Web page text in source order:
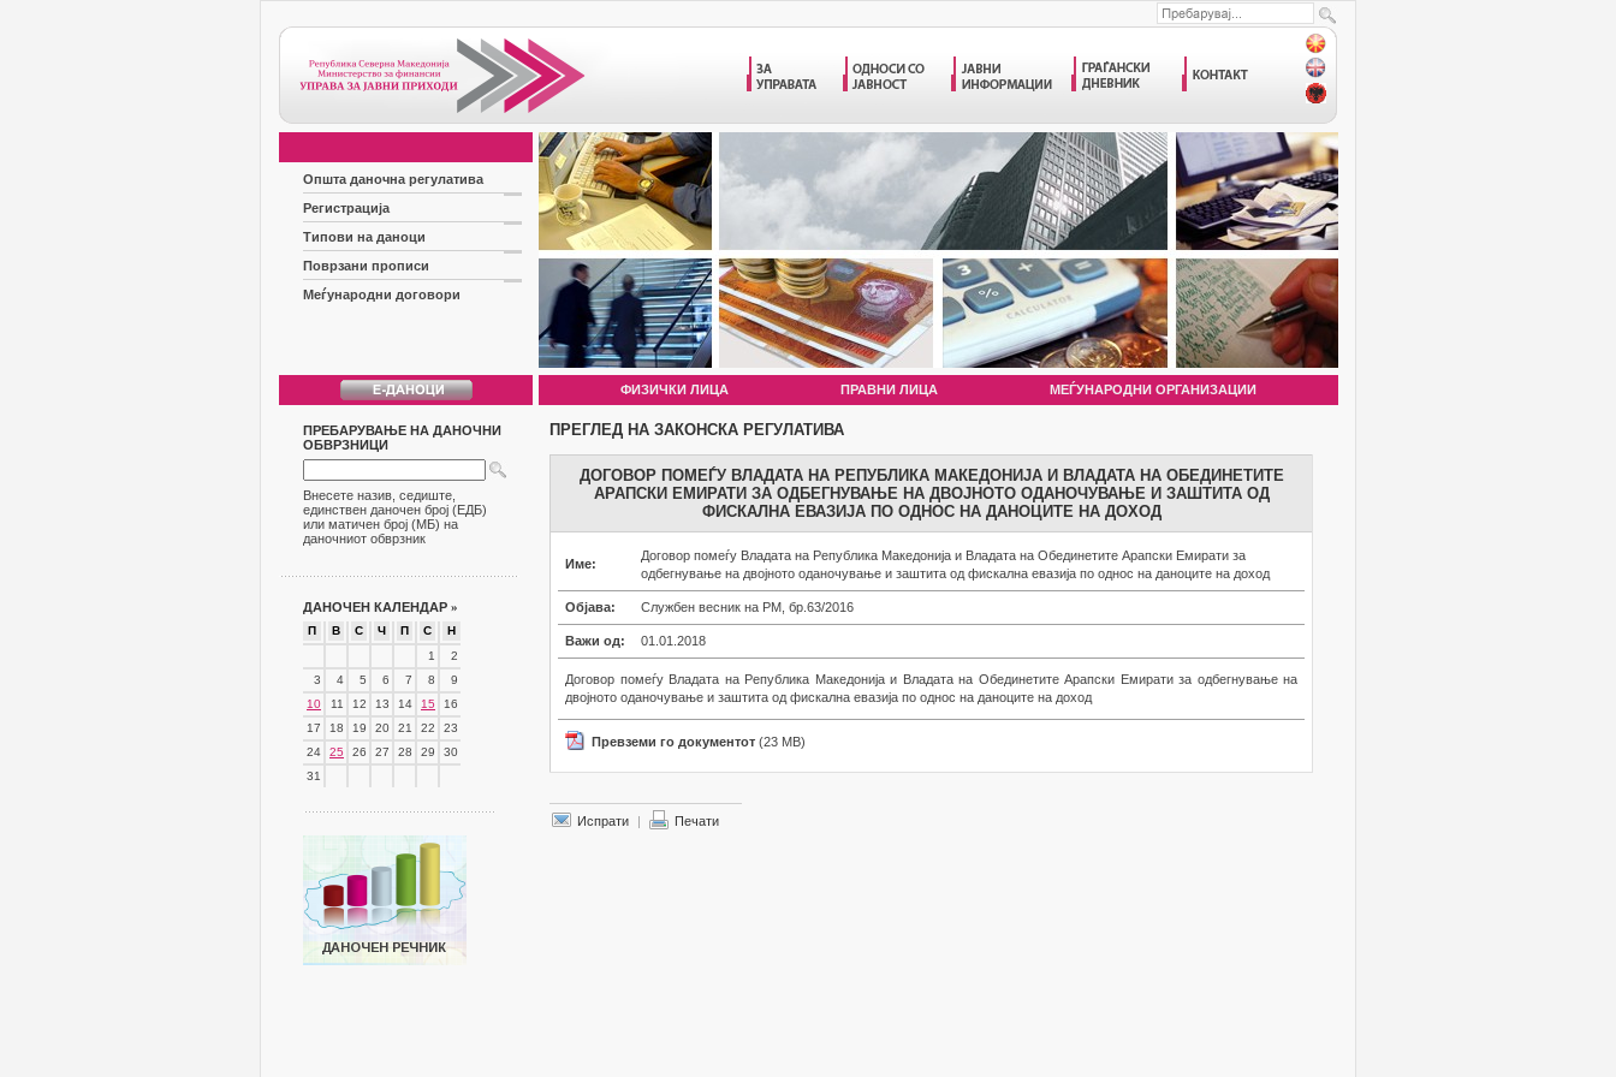
Општа даночна регулатива
Регистрација
Типови на даноци
Поврзани прописи
Меѓународни договори
ФИЗИЧКИ ЛИЦА ПРАВНИ ЛИЦА МЕЃУНАРОДНИ ОРГАНИЗАЦИИ
ПРЕБАРУВАЊЕ НА ДАНОЧНИ
ОБВРЗНИЦИ
Внесете назив, седиште,
единствен даночен број (ЕДБ)
или матичен број (МБ) на
даночниот обврзник
ДАНОЧЕН КАЛЕНДАР »
П В С Ч П С
Н
1
2
3
4 5 6 7 8
9
10
11 12 13 14 15
16
17
18 19 20 21 22
23
24
25 26 27 28 29
30
31
ПРЕГЛЕД НА ЗАКОНСКА РЕГУЛАТИВА
ДОГОВОР ПОМЕЃУ ВЛАДАТА НА РЕПУБЛИКА МАКЕДОНИЈА И ВЛАДАТА НА ОБЕДИНЕТИТЕ
АРАПСКИ ЕМИРАТИ ЗА ОДБЕГНУВАЊЕ НА ДВОЈНОТО ОДАНОЧУВАЊЕ И ЗАШТИТА ОД
ФИСКАЛНА ЕВАЗИЈА ПО ОДНОС НА ДАНОЦИТЕ НА ДОХОД
Име:
Договор помеѓу Владата на Република Македонија и Владата на Обединетите Арапски Емирати за
одбегнување на двојното оданочување и заштита од фискална евазија по однос на даноците на доход
Објава: Службен весник на РМ, бр.63/2016
Важи од: 01.01.2018
Договор помеѓу Владата на Република Македонија и Владата на Обединетите Арапски Емирати за одбегнување на
двојното оданочување и заштита од фискална евазија по однос на даноците на доход
Превземи го документот (23 MB)
Испрати | Печати